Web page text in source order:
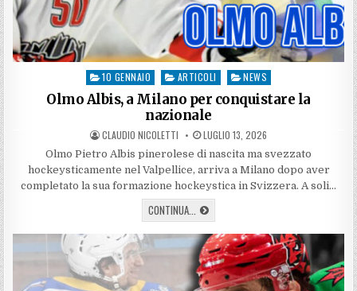
Posted
in
10 GENNAIO ARTICOLI NEWS
Olmo Albis, a Milano per conquistare la
nazionale
AUTHOR:
CLAUDIO NICOLETTI PUBLISHED
DATE:
LUGLIO 13, 2026
Olmo Pietro Albis pinerolese di nascita ma svezzato
hockeysticamente nel Valpellice, arriva a Milano dopo aver
completato la sua formazione hockeystica in Svizzera. A soli…
CONTINUA... OLMO
ALBIS,
A
MILANO
PER
CONQUISTARE
LA
NAZIONALE